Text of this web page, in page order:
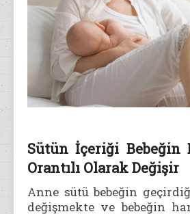
Sütün İçeriği Bebeğin
Orantılı Olarak Değişir
Anne sütü bebeğin
değişmekte ve bebeğin